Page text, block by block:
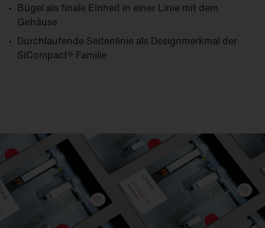
Bügel als finale Einheit in einer Linie mit dem
Gehäuse
Durchlaufende Seitenlinie als Designmerkmal der
SiCompact® Familie